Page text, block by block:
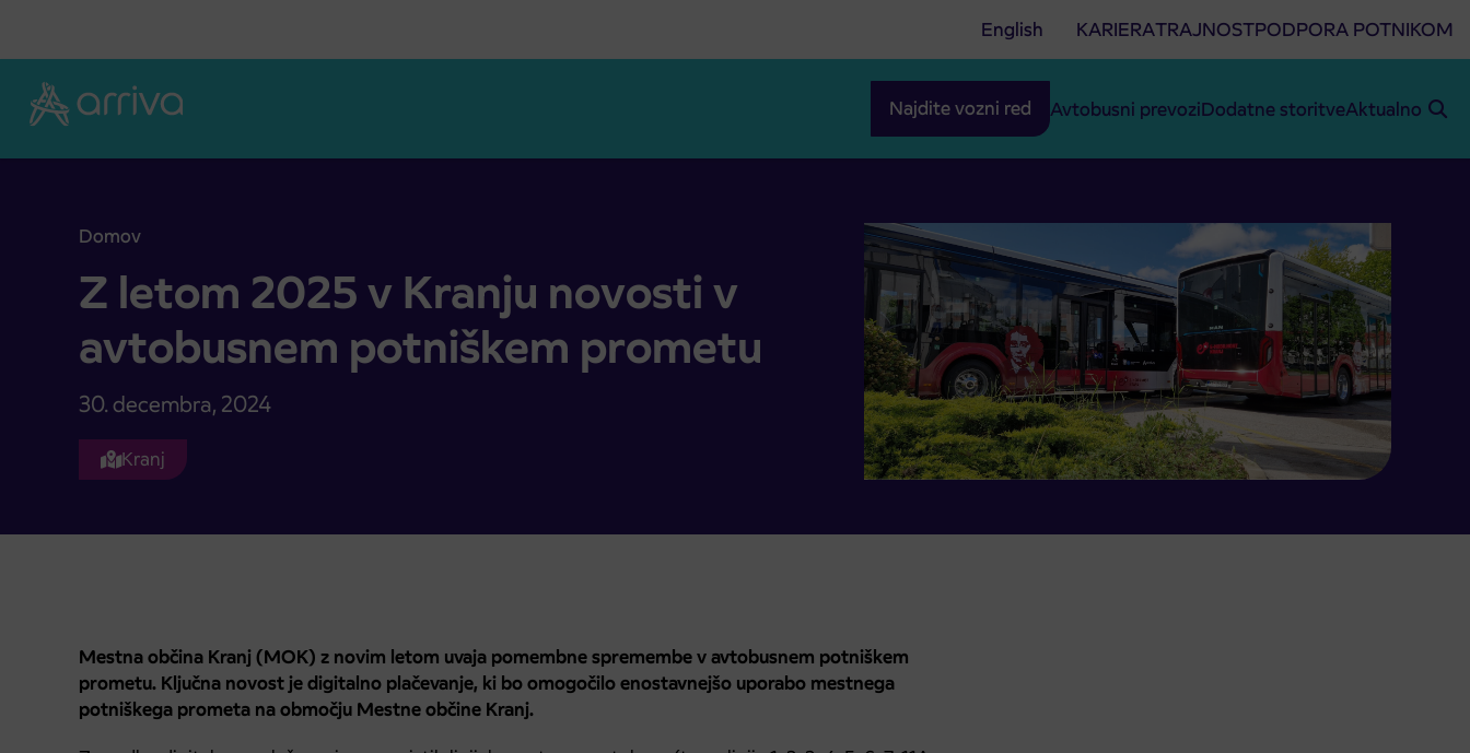
English KARIERATRAJNOSTPODPORA POTNIKOM
Najdite vozni red Avtobusni prevoziDodatne storitveAktualno
Domov
Z letom 2025 v Kranju novosti v avtobusnem potniškem prometu
Z letom 2025 v Kranju novosti v
avtobusnem potniškem prometu
30. decembra, 2024
Kranj
Mestna občina Kranj (MOK) z novim letom uvaja pomembne spremembe v avtobusnem potniškem
prometu. Ključna novost je digitalno plačevanje, ki bo omogočilo enostavnejšo uporabo mestnega
potniškega prometa na območju Mestne občine Kranj.